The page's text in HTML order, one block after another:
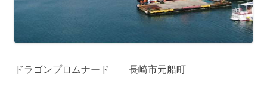
ドラゴンプロムナード 長崎市元船町